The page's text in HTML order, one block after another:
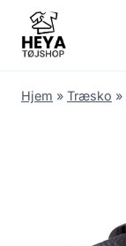
content
Hjem » Træsko »